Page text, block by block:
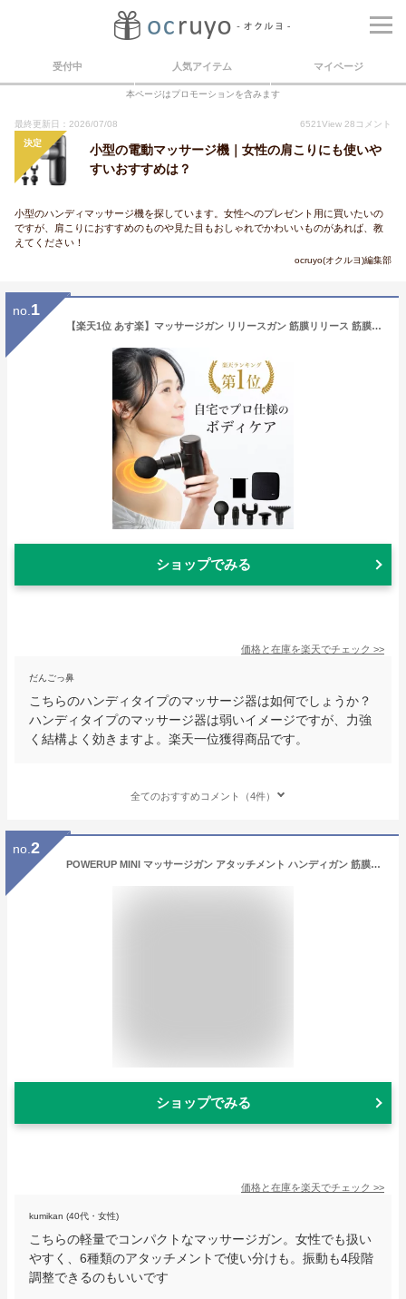
受付中 人気アイテム マイページ
本ページはプロモーションを含みます
最終更新日：2026/07/08 6521View 28 コメント
決定
小型の電動マッサージ機｜女性の肩こりにも使いや
すいおすすめは？
小型のハンディマッサージ機を探しています。女性へのプレゼント用に買いたいの
ですが、肩こりにおすすめのものや見た目もおしゃれでかわいいものがあれば、教
えてください！
ocruyo(オクルヨ)編集部
no. 1
【楽天1位 あす楽】マッサージガン リリースガン 筋膜リリース 筋膜リリースガン ハンディガン ハンディマッサージャー ハンディ振動マシン マッサージ器 マッサージ機 ハンディ ガン マッサージ ガン フットマッサージャー リンパ 健康グッズ 電動
ショップでみる
価格と在庫を楽天でチェック >>
だんごっ鼻
こちらのハンディタイプのマッサージ器は如何でしょうか？
ハンディタイプのマッサージ器は弱いイメージですが、力強
く結構よく効きますよ。楽天一位獲得商品です。
全てのおすすめコメント（4件）
no. 2
POWERUP MINI マッサージガン アタッチメント ハンディガン 筋膜リリース ハンド マッサージ 電動マッサージ ガン 電動 軽量 女性 男 ハンディガン マッサージ機 小型 ハンドマッサージ機 ハンディ ハンディーマッサージャー ハンディマッサージャー コードレス プレゼント
ショップでみる
価格と在庫を楽天でチェック >>
kumikan (40代・女性)
こちらの軽量でコンパクトなマッサージガン。女性でも扱い
やすく、6種類のアタッチメントで使い分けも。振動も4段階
調整できるのもいいです